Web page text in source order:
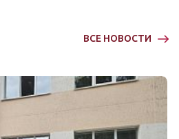
ВСЕ НОВОСТИ